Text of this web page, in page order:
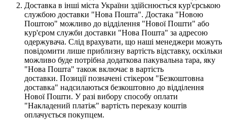
Доставка в інші міста України здійснюється кур'єрською
службою доставки "Нова Пошта". Достака "Новою
Поштою" можливо до відділення "Нової Пошти" або
кур'єром служби доставки "Нова Пошта" за адресою
одержувача. Слід врахувати, що наші менеджери можуть
повідомити лише приблизну вартість відставку, оскільки
можливо буде потрібна додаткова пакувальна тара, яку
"Нова Пошта" також включає в вартість
доставки. Позиції позначені стікером "Безкоштовна
доставка" надсилаються безкоштовно до відділення
Нової Пошти. У разі вибору способу оплати
"Накладений платіж" вартість переказу коштів
оплачується покупцем.